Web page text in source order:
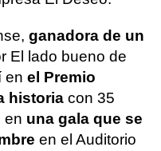
ganadora de un
El lado bueno de
en el Premio
historia con 35
en una gala que se
en el Auditorio